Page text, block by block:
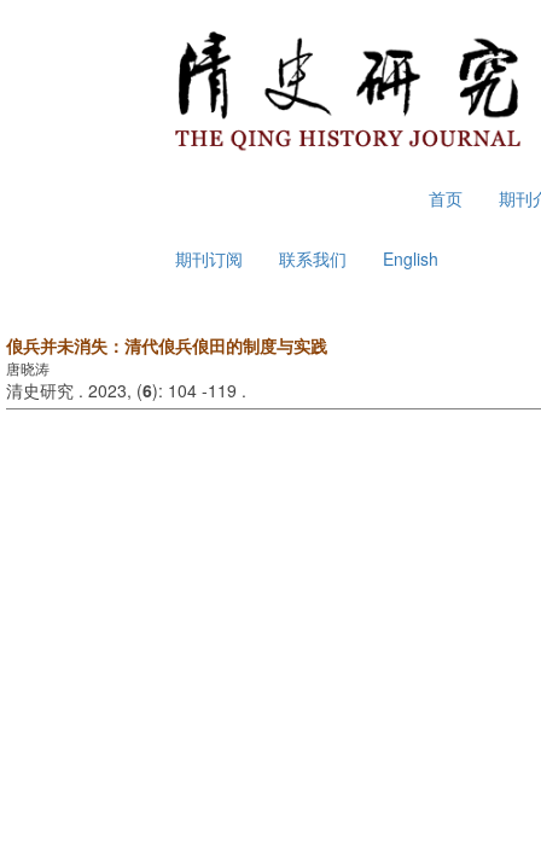
首页 期刊
期刊订阅 联系我们 English
俍兵并未消失：清代俍兵俍田的制度与实践
唐晓涛
清史研究 . 2023, (6): 104 -119 .